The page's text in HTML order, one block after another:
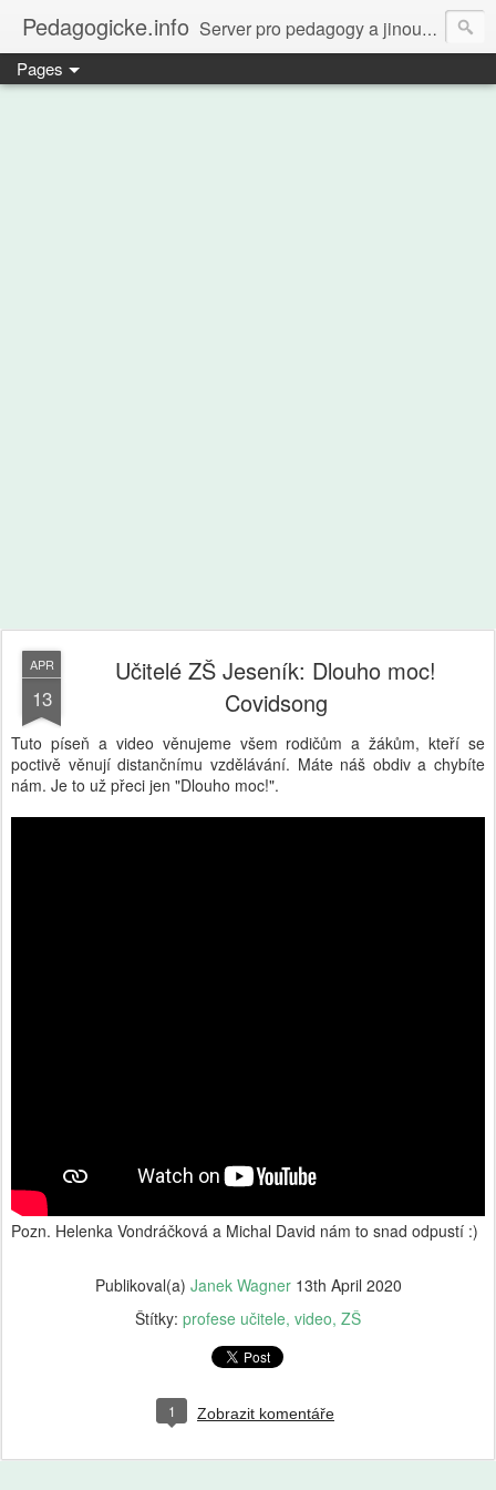
Pedagogicke.info Server pro pedagogy a jinou zvířenu
Pages
APR
13
Učitelé ZŠ Jeseník: Dlouho moc!
Covidsong
Tuto píseň a video věnujeme všem rodičům a žákům, kteří se
poctivě věnují distančnímu vzdělávání. Máte náš obdiv a chybíte
nám. Je to už přeci jen "Dlouho moc!".
Pozn. Helenka Vondráčková a Michal David nám to snad odpustí :)
Publikoval(a) Janek Wagner 13th April 2020
Štítky: profese učitele video ZŠ
1 Zobrazit komentáře